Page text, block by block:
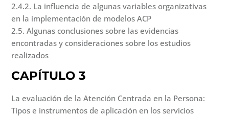
2.4.2. La influencia de algunas variables organizativas
en la implementación de modelos ACP
2.5. Algunas conclusiones sobre las evidencias
encontradas y consideraciones sobre los estudios
realizados
CAPÍTULO 3
La evaluación de la Atención Centrada en la Persona:
Tipos e instrumentos de aplicación en los servicios